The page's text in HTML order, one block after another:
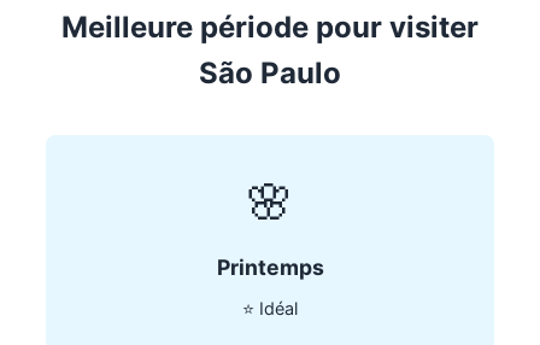
Meilleure période pour visiter
São Paulo
🌸
Printemps
⭐ Idéal